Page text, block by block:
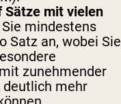
Sätze mit vielen
mindestens
Satz an, wobei Sie
zunehmender
mehr